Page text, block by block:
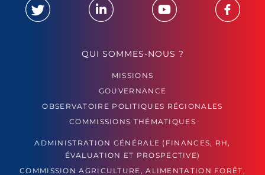
QUI SOMMES-NOUS ?
MISSIONS
GOUVERNANCE
OBSERVATOIRE POLITIQUES RÉGIONALES
COMMISSIONS THÉMATIQUES
ADMINISTRATION GÉNÉRALE (FINANCES, RH,
ÉVALUATION ET PROSPECTIVE)
COMMISSION AGRICULTURE, ALIMENTATION FORÊT,